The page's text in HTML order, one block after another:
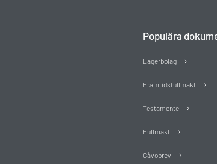
Populära
Lagerbolag
Framtidsfullmakt
Testamente
Fullmakt
Gåvobrev